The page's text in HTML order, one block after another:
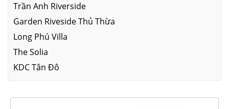
Trần Anh Riverside
Garden Riveside Thủ Thừa
Long Phú Villa
The Solia
KDC Tân Đô